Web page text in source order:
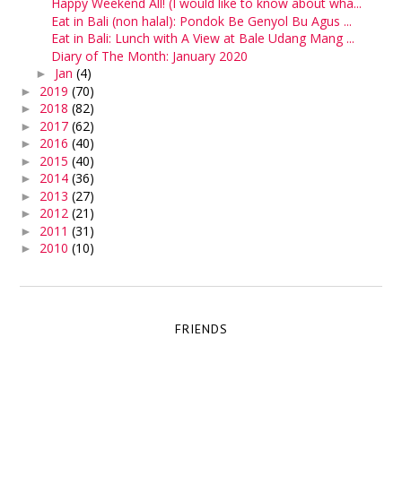
Eat in Bali (non halal): Pondok Be Genyol Bu Agus ...
Eat in Bali: Lunch with A View at Bale Udang Mang ...
Diary of The Month: January 2020
► Jan(4)
► 2019(70)
► 2018(82)
► 2017(62)
► 2016(40)
► 2015(40)
► 2014(36)
► 2013(27)
► 2012(21)
► 2011(31)
► 2010(10)
FRIENDS